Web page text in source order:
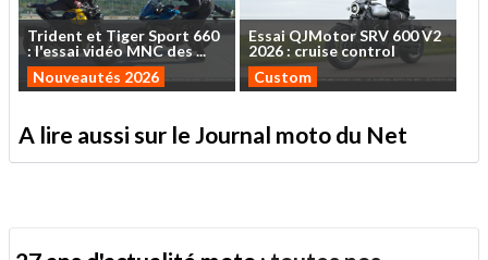
Trident et TigerSport 660
: l'essaividéoMNCdes...
Nouveautés 2026
EssaiQJMotorSRV 600V2
2026 : cruise control
Custom
A lire aussi sur le Journal moto du Net